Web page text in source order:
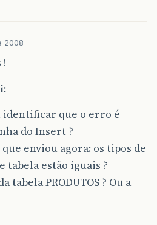
2008
!
identificar que o erro é
do Insert ?
enviou agora: os tipos de
tabela estão iguais ?
tabela PRODUTOS ? Ou a